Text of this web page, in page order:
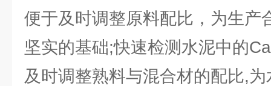
便于及时调整原料配比，为生产
坚实的基础;快速检测水泥中的
及时调整熟料与混合材的配比,